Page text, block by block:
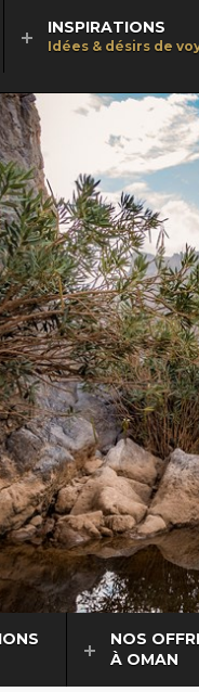
INSPIRATIONS
Idées & désirs de
NOS
À OMAN